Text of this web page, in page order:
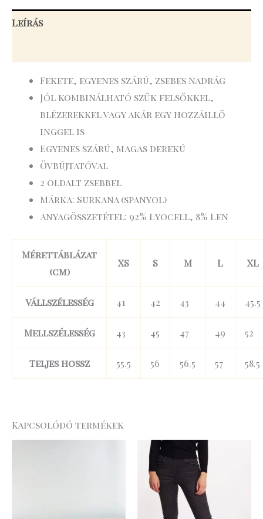
Leírás
Fekete, egyenes szárú, zsebes nadrág
Jól kombinálható szűk felsőkkel,
blézerekkel vagy akár egy hozzáillő
inggel is
Egyenes szárú, magas derekú
Övbújtatóval
2 oldalt zsebbel
Márka: Surkana (spanyol)
Anyagösszetétel: 92% Lyocell, 8% Len
Mérettáblázat
(cm)
XS S M L XL
Vállszélesség 41 42 43 44 45.5
Mellszélesség 43 45 47 49 52
Teljes hossz 55.5 56 56.5 57 58.5
Kapcsolódó termékek
Original
price
was:
17
.990 Ft.